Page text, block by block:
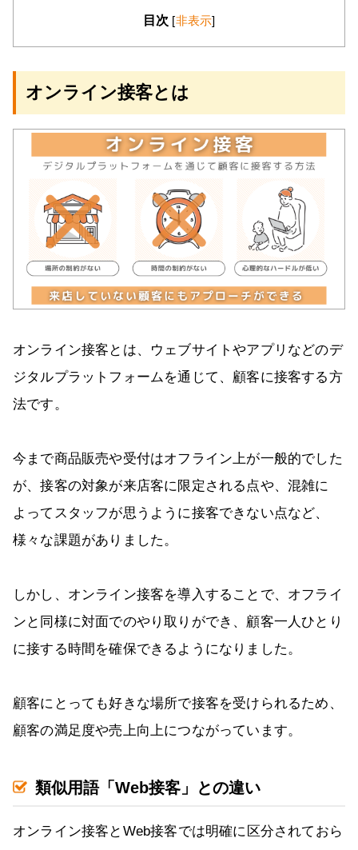
目次 [非表示]
オンライン接客とは
オンライン接客とは、ウェブサイトやアプリなどのデ
ジタルプラットフォームを通じて、顧客に接客する方
法です。
今まで商品販売や受付はオフライン上が一般的でした
が、接客の対象が来店客に限定される点や、混雑に
よってスタッフが思うように接客できない点など、
様々な課題がありました。
しかし、オンライン接客を導入することで、オフライ
ンと同様に対面でのやり取りができ、顧客一人ひとり
に接する時間を確保できるようになりました。
顧客にとっても好きな場所で接客を受けられるため、
顧客の満足度や売上向上につながっています。
類似用語「Web接客」との違い
オンライン接客とWeb接客では明確に区分されておら